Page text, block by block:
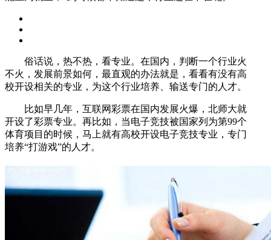
俗话说，热不热，看专业。在国内，判断一个行业火
不火，发展前景如何，最直观的办法就是，看看有没有高
校开设相关的专业，为这个行业培养、输送专门的人才。
比如早几年，互联网彩票在国内发展火爆，北师大就
开设了彩票专业。再比如，当电子竞技被国家列为第99个
体育项目的时候，马上就有高校开设电子竞技专业，专门
培养“打游戏”的人才。